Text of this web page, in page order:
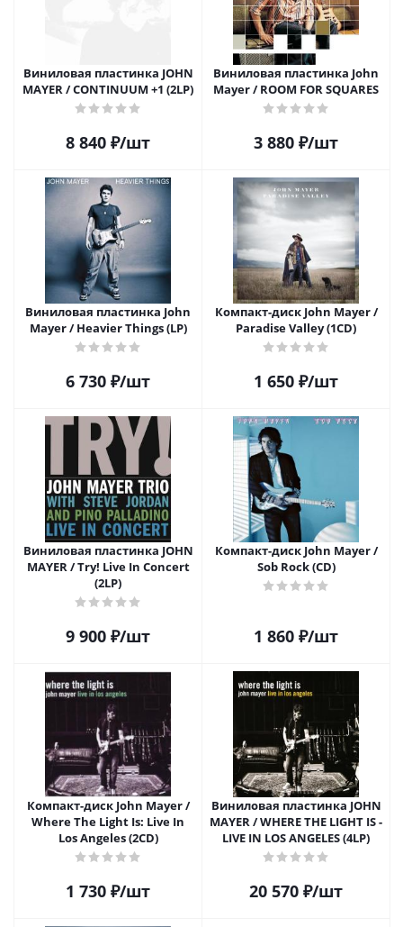
Виниловая пластинка JOHN
MAYER / CONTINUUM +1 (2LP)
8 840 ₽/шт
Виниловая пластинка John
Mayer / ROOM FOR SQUARES
3 880 ₽/шт
Виниловая пластинка John
Mayer / Heavier Things (LP)
6 730 ₽/шт
Компакт-диск John Mayer /
Paradise Valley (1CD)
1 650 ₽/шт
Виниловая пластинка JOHN
MAYER / Try! Live In Concert
(2LP)
9 900 ₽/шт
Компакт-диск John Mayer /
Sob Rock (CD)
1 860 ₽/шт
Компакт-диск John Mayer /
Where The Light Is: Live In
Los Angeles (2CD)
1 730 ₽/шт
Виниловая пластинка JOHN
MAYER / WHERE THE LIGHT IS -
LIVE IN LOS ANGELES (4LP)
20 570 ₽/шт